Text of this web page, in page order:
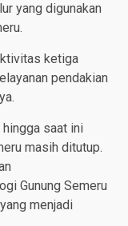
yang digunakan
ketiga
pendakian
hingga saat ini
masih ditutup.
Gunung Semeru
menjadi